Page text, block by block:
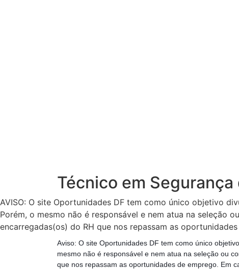
Técnico em
AVISO: O site Oportunidades DF tem como único objetivo
Porém, o mesmo não é responsável e nem atua na seleção
encarregadas(os) do RH que nos repassam as
Aviso: O site Oportunidades DF tem como único
mesmo não é responsável e nem atua na seleção ou
que nos repassam as oportunidades de emprego. Em